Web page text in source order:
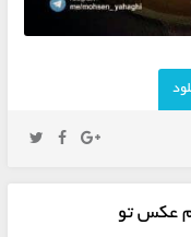
عکس تو